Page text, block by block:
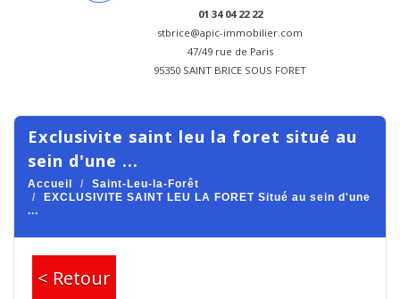
01 34 04 22 22
stbrice@apic-immobilier.com
47/49 rue de Paris
95350 SAINT BRICE SOUS FORET
exclusivite saint leu la foret situé au
sein d'une ...
Accueil
Saint-Leu-la-Forêt
EXCLUSIVITE SAINT LEU LA FORET Situé au sein d'une
...
< Retour